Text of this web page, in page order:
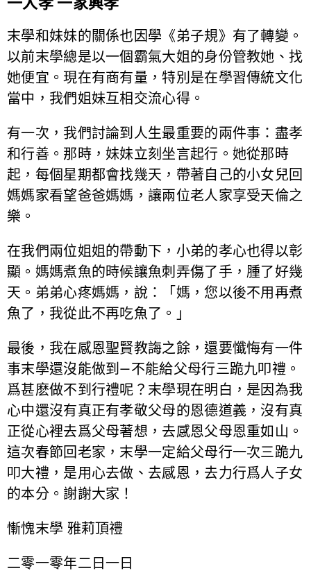
末學和妹妹的關係也因學《弟子規》有了轉變。
以前末學總是以一個霸氣大姐的身份管教她、找
她便宜。現在有商有量，特別是在學習傳統文化
當中，我們姐妹互相交流心得。
有一次，我們討論到人生最重要的兩件事：盡孝
和行善。那時，妹妹立刻坐言起行。她從那時
起，每個星期都會找幾天，帶著自己的小女兒回
媽媽家看望爸爸媽媽，讓兩位老人家享受天倫之
樂。
在我們兩位姐姐的帶動下，小弟的孝心也得以彰
顯。媽媽煮魚的時候讓魚刺弄傷了手，腫了好幾
天。弟弟心疼媽媽，說：「媽，您以後不用再煮
魚了，我從此不再吃魚了。」
最後，我在感恩聖賢教誨之餘，還要懺悔有一件
事末學還沒能做到—不能給父母行三跪九叩禮。
爲甚麽做不到行禮呢？末學現在明白，是因為我
心中還沒有真正有孝敬父母的恩德道義，沒有真
正從心裡去爲父母著想，去感恩父母恩重如山。
這次春節回老家，末學一定給父母行一次三跪九
叩大禮，是用心去做、去感恩，去力行爲人子女
的本分。謝謝大家！
慚愧末學 雅莉頂禮
二零一零年二日一日